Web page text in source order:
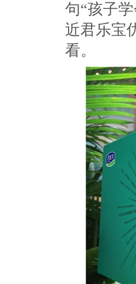
句“孩子
近君乐宝
看。